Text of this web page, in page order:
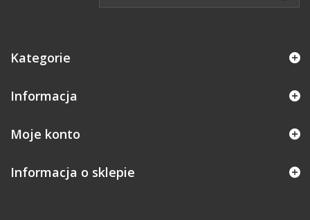
Kategorie
Informacja
Moje konto
Informacja o sklepie